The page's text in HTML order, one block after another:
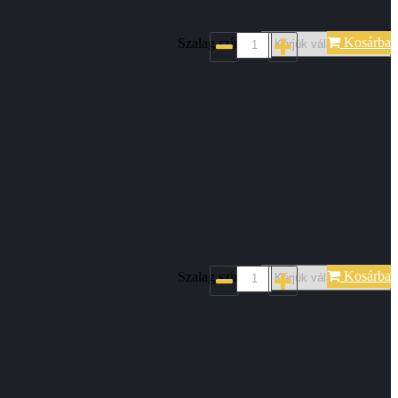
Szalag színe*: Kosárba
Szalag színe*: Kosárba